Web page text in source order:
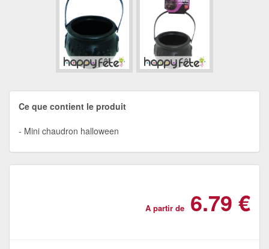
Ce que contient le produit
Mini chaudron halloween
A partir de 6.79 €